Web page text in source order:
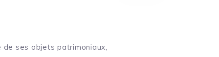
de ses objets patrimoniaux,